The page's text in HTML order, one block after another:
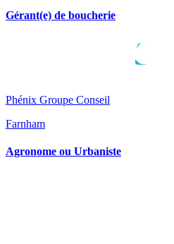
Gérant(e) de boucherie
Phénix Groupe Conseil
Farnham
Agronome ou Urbaniste